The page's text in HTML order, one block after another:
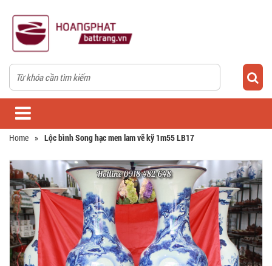
Home » Lộc bình Song hạc men lam vẽ kỹ 1m55 LB17